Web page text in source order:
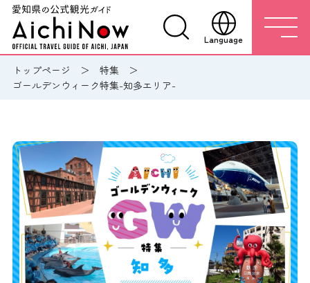
Language
トップページ
特集
ゴールデンウィーク特集-知多エリア-